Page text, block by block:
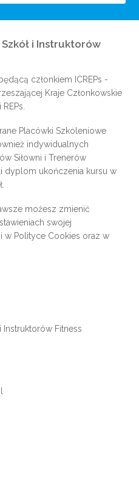
i Instruktorów
członkiem ICREPs -
Kraje Członkowskie
Placówki Szkoleniowe
indywidualnych
Siłowni i Trenerów
dyplom ukończenia kursu w
możesz zmienić
swojej
w Polityce Cookies oraz w
Instruktorów Fitness